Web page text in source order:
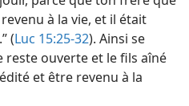
à la vie, et il était
(Luc 15:25-32). Ainsi se
reste ouverte et le fils aîné
et être revenu à la